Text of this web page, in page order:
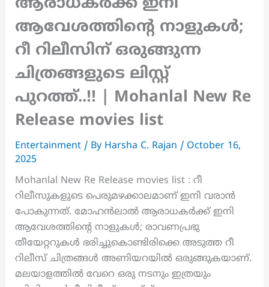
ആരാധകർക്ക് ഇനി
ആവേശത്തിന്റെ നാളുകൾ;
റീ റിലീസിന് ഒരുങ്ങുന്ന
ചിത്രങ്ങളുടെ ലിസ്റ്റ്
പുറത്ത്..!! | Mohanlal New Re
Release movies list
Entertainment/ By Harsha C. Rajan / October 16,
2025
Mohanlal New Re Release movies list : റീ
റിലീസുകളുടെ പെരുമഴക്കാലമാണ് ഇനി വരാൻ
പോകുന്നത്. മോഹൻലാൽ ആരാധകർക്ക് ഇനി
ആവേശത്തിന്റെ നാളുകൾ; രാവണപ്രഭു
തീയേറ്ററുകൾ ഭരിച്ചുകൊണ്ടിരിക്കെ അടുത്ത റീ
റിലീസ് ചിത്രങ്ങൾ അണിയറയിൽ ഒരുങ്ങുകയാണ്.
മലയാളത്തിൽ വേറെ ഒരു നടനും ഇത്രയും